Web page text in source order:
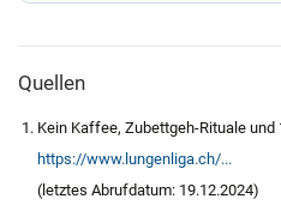
Quellen
Kein Kaffee, Zubettgeh-Rituale und
https://www.lungenliga.ch/...
(letztes Abrufdatum: 19.12.2024)